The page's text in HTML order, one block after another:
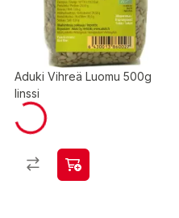
Aduki Vihreä Luomu 500g
linssi